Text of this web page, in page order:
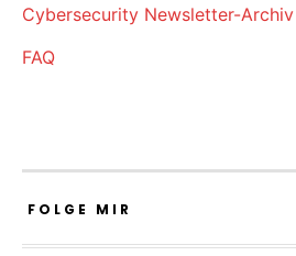
Cybersecurity Newsletter-Archiv
FAQ
FOLGE MIR